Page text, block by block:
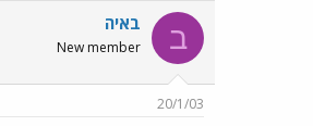
ב באיה
New member
20/1/03